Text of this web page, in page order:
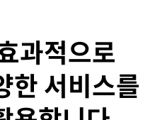
과적으로
한 서비스를